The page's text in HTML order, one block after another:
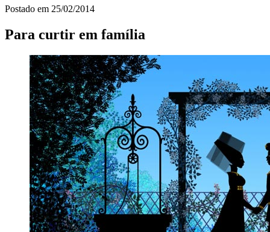
Postado em 25/02/2014
Para curtir em família